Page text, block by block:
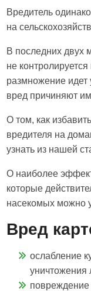
Вредитель
на
В последних двух
не
размножение
вред причиняют
О том, как
вредителя на
узнать из нашей
О наиболее
которые
насекомых можно
Вред
ослабление
уничтожения
повреждение